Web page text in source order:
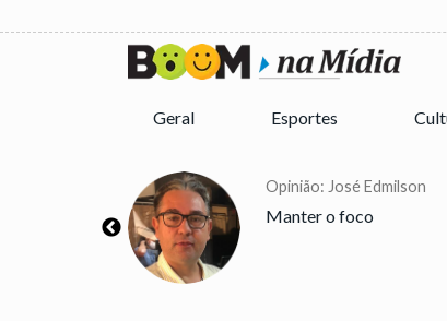
Geral Esportes
Opinião: José Edmilson
Manter o foco